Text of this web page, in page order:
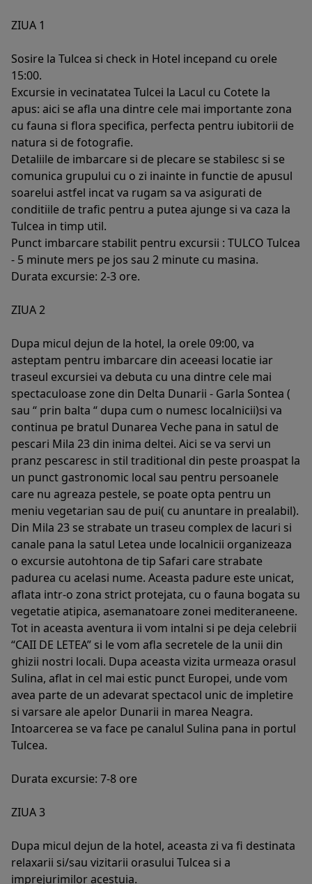
ZIUA 1
Sosire la Tulcea si check in Hotel incepand cu orele
15:00.
Excursie in vecinatatea Tulcei la Lacul cu Cotete la
apus: aici se afla una dintre cele mai importante zona
cu fauna si flora specifica, perfecta pentru iubitorii de
natura si de fotografie.
Detaliile de imbarcare si de plecare se stabilesc si se
comunica grupului cu o zi inainte in functie de apusul
soarelui astfel incat va rugam sa va asigurati de
conditiile de trafic pentru a putea ajunge si va caza la
Tulcea in timp util.
Punct imbarcare stabilit pentru excursii : TULCO Tulcea
- 5 minute mers pe jos sau 2 minute cu masina.
Durata excursie: 2-3 ore.
ZIUA 2
Dupa micul dejun de la hotel, la orele 09:00, va
asteptam pentru imbarcare din aceeasi locatie iar
traseul excursiei va debuta cu una dintre cele mai
spectaculoase zone din Delta Dunarii - Garla Sontea (
sau “ prin balta “ dupa cum o numesc localnicii)si va
continua pe bratul Dunarea Veche pana in satul de
pescari Mila 23 din inima deltei. Aici se va servi un
pranz pescaresc in stil traditional din peste proaspat la
un punct gastronomic local sau pentru persoanele
care nu agreaza pestele, se poate opta pentru un
meniu vegetarian sau de pui( cu anuntare in prealabil).
Din Mila 23 se strabate un traseu complex de lacuri si
canale pana la satul Letea unde localnicii organizeaza
o excursie autohtona de tip Safari care strabate
padurea cu acelasi nume. Aceasta padure este unicat,
aflata intr-o zona strict protejata, cu o fauna bogata su
vegetatie atipica, asemanatoare zonei mediteraneene.
Tot in aceasta aventura ii vom intalni si pe deja celebrii
“CAII DE LETEA” si le vom afla secretele de la unii din
ghizii nostri locali. Dupa aceasta vizita urmeaza orasul
Sulina, aflat in cel mai estic punct Europei, unde vom
avea parte de un adevarat spectacol unic de impletire
si varsare ale apelor Dunarii in marea Neagra.
Intoarcerea se va face pe canalul Sulina pana in portul
Tulcea.
Durata excursie: 7-8 ore
ZIUA 3
Dupa micul dejun de la hotel, aceasta zi va fi destinata
relaxarii si/sau vizitarii orasului Tulcea si a
imprejurimilor acestuia.